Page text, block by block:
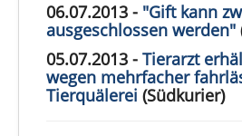
06.07.2013 - "Gift kann
ausgeschlossen werden"
05.07.2013 - Tierarzt
wegen mehrfacher
Tierquälerei (Südkurier)